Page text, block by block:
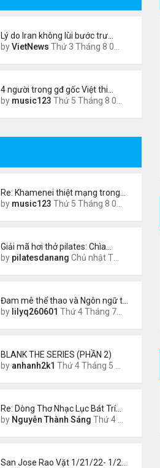
Lý do Iran không lùi bước trư…
byVietNews Thứ 3 Tháng 8 04, 2026 4:32 pm
4 người trong gđ gốc Việt thi…
by music123 Thứ 5 Tháng 8 06, 2026 4:06 pm
Re: Khamenei thiệt mạng trong…
by music123 Thứ 5 Tháng 8 06, 2026 5:37 pm
Giải mã hơi thở pilates: Chìa…
by pilatesdanang Chủ nhật Tháng 7 27, 2025 12:57 pm
Đam mê thể thao và Ngôn ngữ t…
by lilyq260601 Thứ 4 Tháng 7 22, 2026 7:13 pm
BLANK THE SERIES (PHẦN 2)
by anhanh2k1 Thứ 4 Tháng 5 29, 2024 3:16 am
Re: Dòng Thơ Nhạc Lục Bát Trí…
by Nguyễn Thành Sáng Thứ 4 Tháng 8 05, 2026 8:58 pm
San Jose Rao Vặt 1/21/22- 1/2…